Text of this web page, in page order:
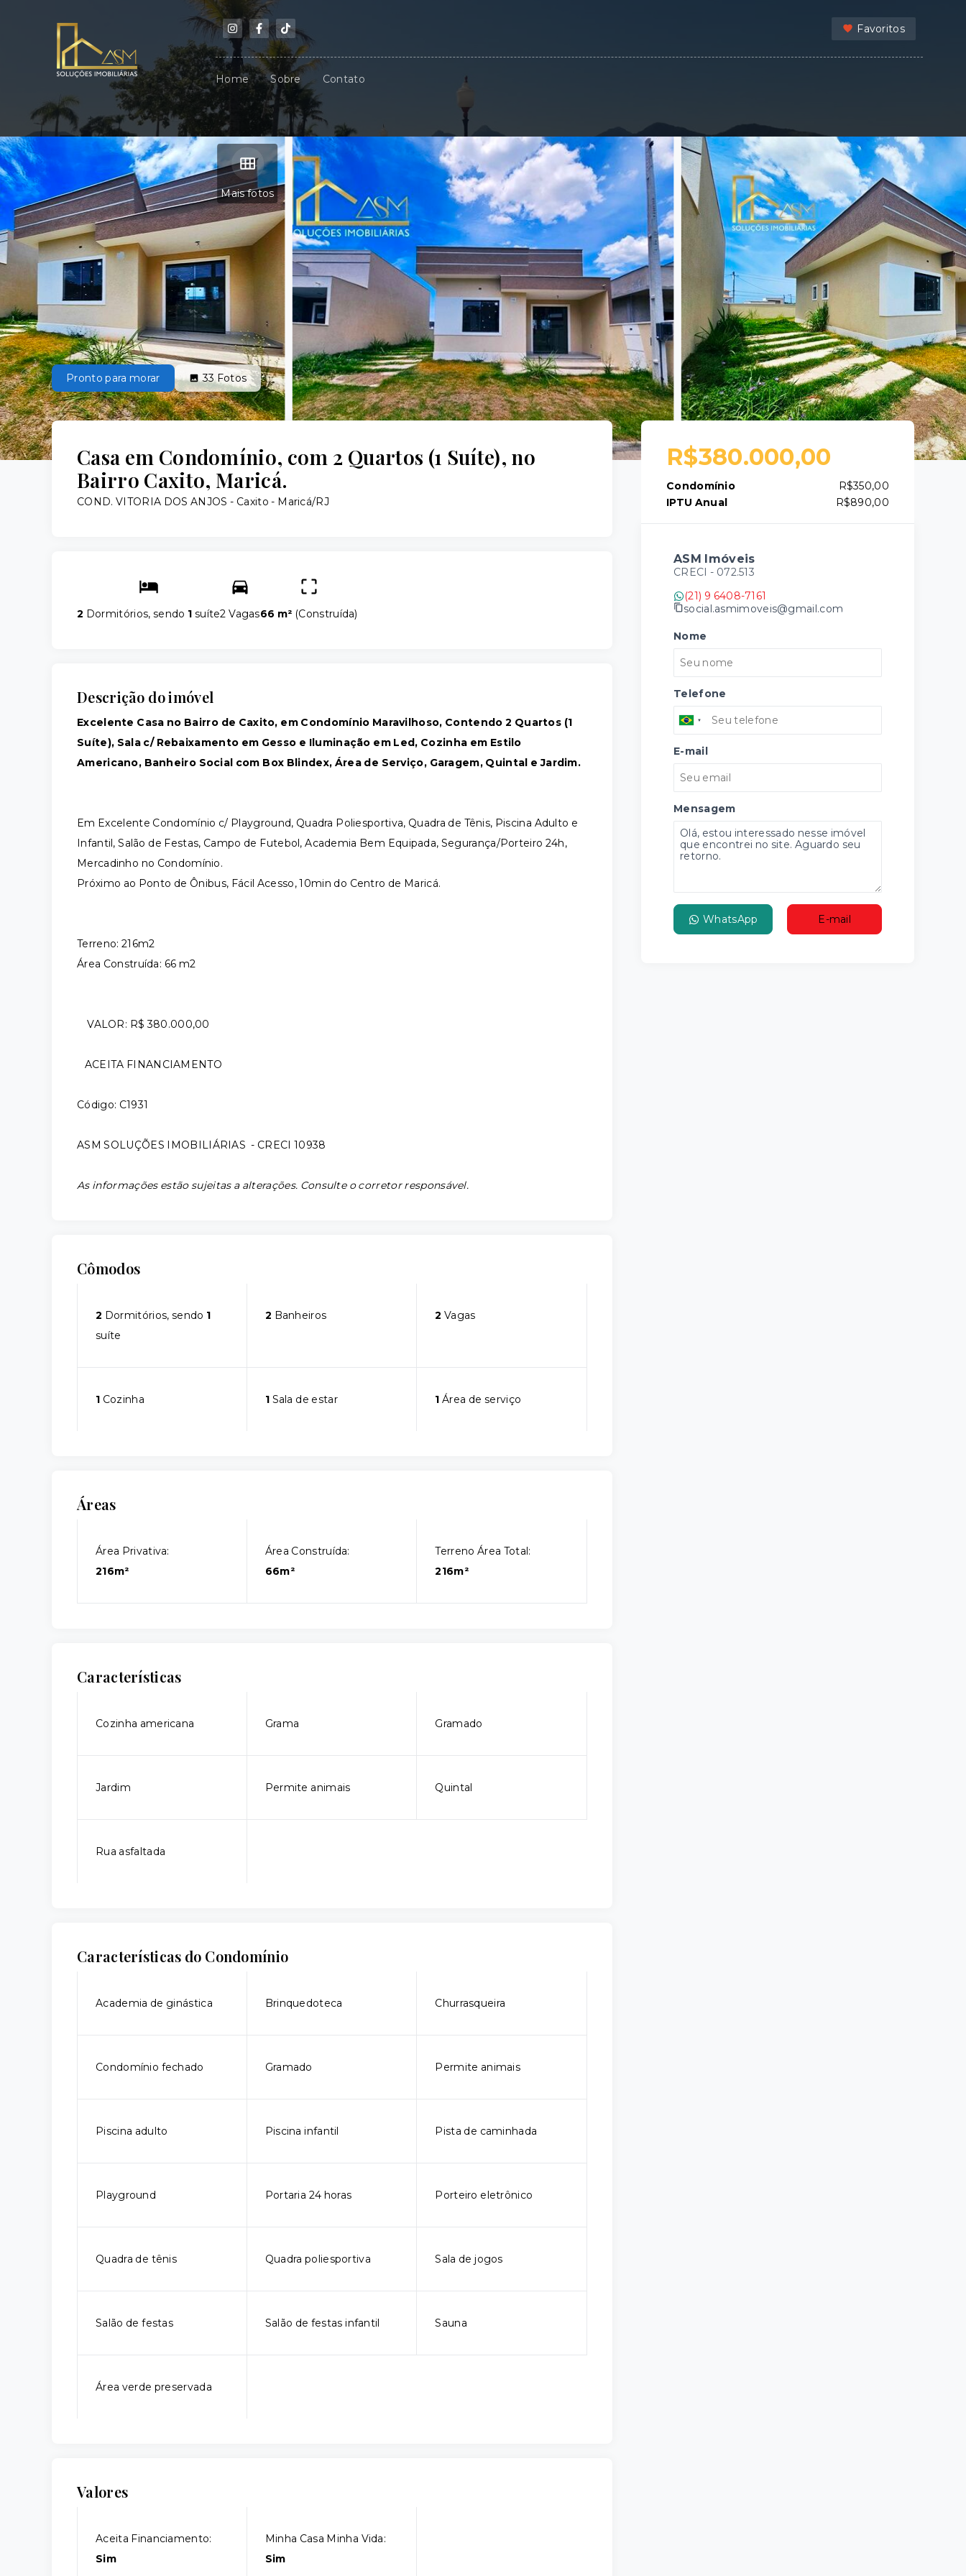
Favoritos
Home Sobre Contato
Mais fotos
Pronto para morar 33Fotos
Casa em Condomínio, com 2 Quartos (1 Suíte), no
Bairro Caxito, Maricá.
COND. VITORIA DOS ANJOS - Caxito - Maricá/RJ
2 Dormitórios, sendo 1 suíte2 Vagas66 m² (Construída)
Descrição do imóvel
Excelente Casa no Bairro de Caxito, em Condomínio Maravilhoso, Contendo 2 Quartos (1
Suíte), Sala c/ Rebaixamento em Gesso e Iluminação em Led, Cozinha em Estilo
Americano, Banheiro Social com Box Blindex, Área de Serviço, Garagem, Quintal e Jardim.
Em Excelente Condomínio c/ Playground, Quadra Poliesportiva, Quadra de Tênis, Piscina Adulto e
Infantil, Salão de Festas, Campo de Futebol, Academia Bem Equipada, Segurança/Porteiro 24h,
Mercadinho no Condomínio.
Próximo ao Ponto de Ônibus, Fácil Acesso, 10min do Centro de Maricá.
Terreno: 216m2
Área Construída: 66 m2
VALOR: R$ 380.000,00
ACEITA FINANCIAMENTO
Código: C1931
ASM SOLUÇÕES IMOBILIÁRIAS - CRECI 10938
As informações estão sujeitas a alterações. Consulte o corretor responsável.
Cômodos
2 Dormitórios, sendo 1
suíte
2 Banheiros 2 Vagas
1 Cozinha 1Sala de estar 1 Área de serviço
Áreas
Área Privativa:
216m²
Área Construída:
66m²
Terreno Área Total:
216m²
Características
Cozinha americana Grama Gramado
Jardim Permite animais Quintal
Rua asfaltada
Características do Condomínio
Academia de ginástica Brinquedoteca Churrasqueira
Condomínio fechado Gramado Permite animais
Piscina adulto Piscina infantil Pista de caminhada
Playground Portaria 24 horas Porteiro eletrônico
Quadra de tênis Quadra poliesportiva Sala de jogos
Salão de festas Salão de festas infantil Sauna
Área verde preservada
Valores
Aceita Financiamento:
Sim
Minha Casa Minha Vida:
Sim
R$380.000,00
Condomínio
R$350,00
IPTU Anual
R$890,00
ASM Imóveis
CRECI - 072.513
(21) 9 6408-7161
social.asmimoveis@gmail.com
Nome
Telefone
E-mail
Mensagem
WhatsApp E-mail